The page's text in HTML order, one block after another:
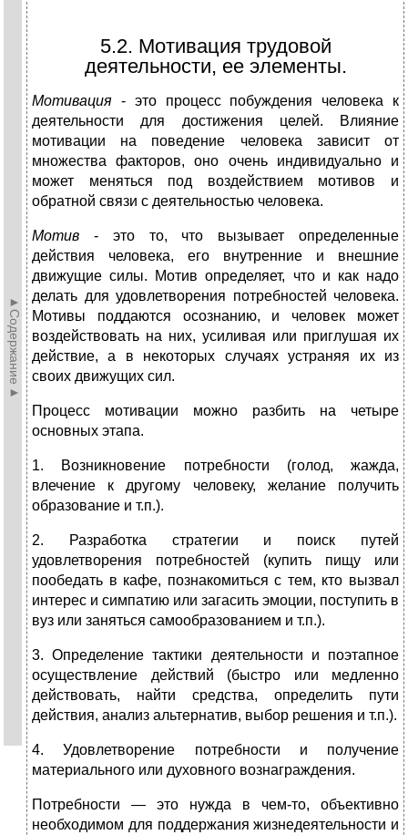
►Содержание►
5.2. Мотивация трудовой
деятельности, ее элементы.
Мотивация - это процесс побуждения человека к
деятельности для достижения целей. Влияние
мотивации на поведение человека зависит от
множества факторов, оно очень индивидуально и
может меняться под воздействием мотивов и
обратной связи с деятельностью человека.
Мотив - это то, что вызывает определенные
действия человека, его внутренние и внешние
движущие силы. Мотив определяет, что и как надо
делать для удовле­творения потребностей человека.
Мотивы поддаются осознанию, и человек может
воздействовать на них, усиливая или приглушая их
действие, а в некоторых слу­чаях устраняя их из
своих движущих сил.
Процесс мотивации можно разбить на четыре
основных этапа.
1. Возникновение потребности (голод, жажда,
влечение к другому челове­ку, желание получить
образование и т.п.).
2. Разработка стратегии и поиск путей
удовлетворения потребностей (купить пищу или
пообедать в кафе, познакомиться с тем, кто вызвал
интерес и симпатию или загасить эмоции, поступить в
вуз или заняться самообразованием и т.п.).
3. Определение тактики деятельности и поэтапное
осуществление действий (быстро или медленно
действовать, найти средства, определить пути
действия, анализ альтернатив, выбор решения и т.п.).
4. Удовлетворение потребности и получение
материального или духовного вознаграждения.
Потребности — это нужда в чем-то, объективно
необходимом для поддержа­ния жизнедеятельности и